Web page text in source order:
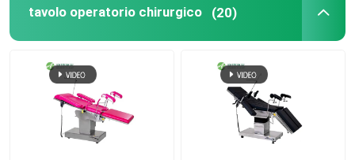
tavolo operatorio chirurgico (20)